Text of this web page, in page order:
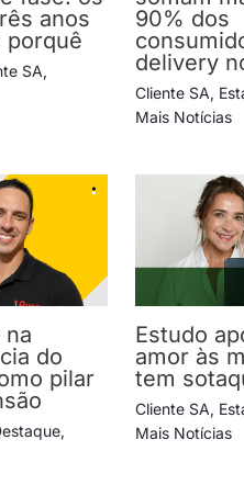
anos
porquê
SA,
90% dos
delivery
Cliente SA,
Mais Notícias
na
do
pilar
,
Estudo
amor às
tem
Cliente SA,
Mais Notícias